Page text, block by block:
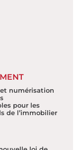
numérisation
pour les
de l’immobilier